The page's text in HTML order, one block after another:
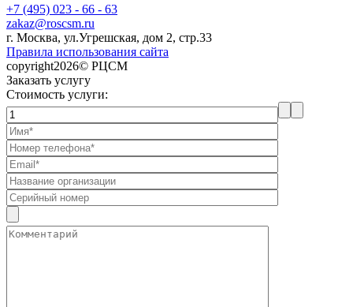
+7 (495) 023 - 66 - 63
zakaz@roscsm.ru
г. Москва, ул.Угрешская, дом 2, стр.33
Правила использования сайта
copyright2026© РЦСМ
Заказать услугу
Стоимость услуги: